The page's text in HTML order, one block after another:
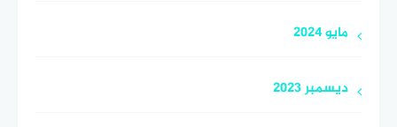
مايو 2024
ديسمبر 2023